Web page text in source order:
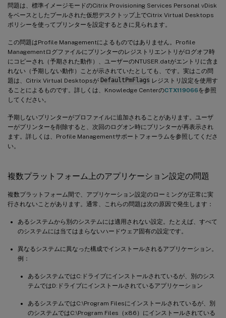
問題は、標準イメージモードのCitrix Provisioning Services Personal vDisk
をベースとしたプールされた仮想デスクトップ上でCitrix Virtual Desktops
ポリシーを使ってプリンターを設定するときに見られます。
この問題はProfile Managementによるものではありません。Profile
Managementログファイルにプリンターのレジストリエントリがログオフ時
にコピーされ（予期された動作）、ユーザーのNTUSER.datがエントリに含ま
れない（予期しない動作）ことが示されていたとしても、です。実はこの問
題は、Citrix Virtual Desktopsが DefaultPmFlags レジストリ設定を使用す
ることによるものです。詳しくは、Knowledge CenterのCTX119066を参照
してください。
予期しないプリンターがプロファイルに追加されることがあります。ユーザ
ーがプリンターを削除すると、次回のログオン時にプリンターが再表示され
ます。詳しくは、Profile Managementサポートフォーラムを参照してくださ
い。
複数プラットフォーム上のアプリケーション設定の問題
複数プラットフォーム間で、アプリケーション設定のローミングが正常に実
行されないことがあります。通常、これらの問題は次の原因で発生します：
あるシステムから別のシステムには適用されない設定。たとえば、すべて
のシステムには当てはまらないハードウェア固有の設定です。
異なるシステムに異なった構成でインストールされるアプリケーション。
例：
あるシステムではC:ドライブにインストールされているが、別のシス
テムではD:ドライブにインストールされているアプリケーション
あるシステムではC:\Program Filesにインストールされているが、別
のシステムではC:\Program Files（x86）にインストールされている